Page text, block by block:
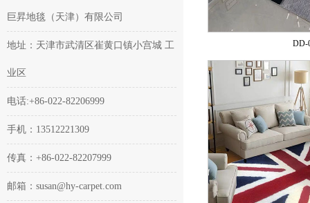
巨昇地毯（天津）有限公司
地址：天津市武清区崔黄口镇小宫城 工
业区
电话:+86-022-82206999
手机：13512221309
传真：+86-022-82207999
邮箱：susan@hy-carpet.com
DD-